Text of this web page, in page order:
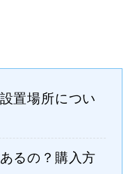
置場所につい
るの？購入方